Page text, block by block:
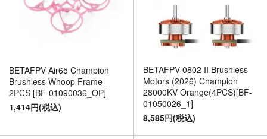
BETAFPV Air65 Champion
Brushless Whoop Frame
2PCS [BF-01090036_OP]
1,414円(税込)
BETAFPV 0802 II Brushless
Motors (2026) Champion
28000KV Orange(4PCS)[BF-
01050026_1]
8,585円(税込)